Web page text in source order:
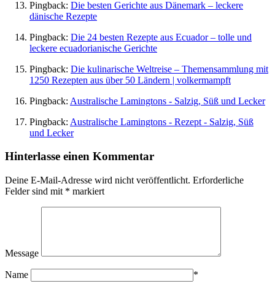
Pingback: Die besten Gerichte aus Dänemark – leckere
dänische Rezepte
Pingback: Die 24 besten Rezepte aus Ecuador – tolle und
leckere ecuadorianische Gerichte
Pingback: Die kulinarische Weltreise – Themensammlung mit
1250 Rezepten aus über 50 Ländern | volkermampft
Pingback: Australische Lamingtons - Salzig, Süß und Lecker
Pingback: Australische Lamingtons - Rezept - Salzig, Süß
und Lecker
Hinterlasse einen Kommentar
Deine E-Mail-Adresse wird nicht veröffentlicht. Erforderliche
Felder sind mit * markiert
Message
Name *